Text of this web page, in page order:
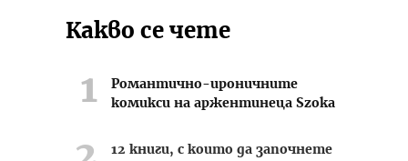
Какво се чете
Романтично-ироничните
комикси на аржентинеца Szoka
12 книги, с които да започнете